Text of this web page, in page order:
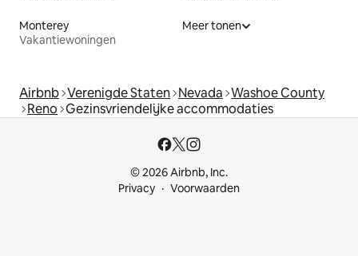
Monterey
Vakantiewoningen
Meer tonen
Airbnb Verenigde Staten Nevada Washoe County
Reno Gezinsvriendelijke accommodaties
© 2026 Airbnb, Inc.
Privacy
Voorwaarden